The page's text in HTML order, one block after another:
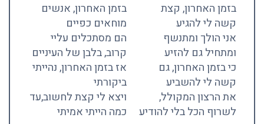
בזמן האחרון, קצת
קשה לי להגיע
אני הולך ומתנשף
ומתחיל גם להזיע
כי בזמן האחרון, גם
קשה לי להשביע
את הרצון המקולל,
לשרוף הכל בלי להודיע
בזמן האחרון, אנשים
מוחאים כפיים
הם מסתכלים עליי
קרוב, בלבן של העיניים
אז בזמן האחרון, נהייתי
ביקורתי
ויצא לי קצת לחשוב,עד
כמה הייתי אמיתי